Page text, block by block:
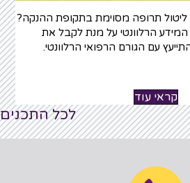
תרופה מסוימת בתקופת ההנקה?
הרלוונטי על מנת לקבל את
עם הגורם הרפואי הרלוונטי.
קראי עוד
לכל התכנים